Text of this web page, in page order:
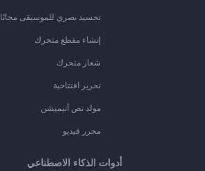
تجسيد بصري للموسيقى مجانًا
إنشاء مقطع متحرك
شعار متحرك
تحرير افتتاحية
مولد نص أنيميشن
محرر فيديو
أدوات الذكاء الاصطناعي